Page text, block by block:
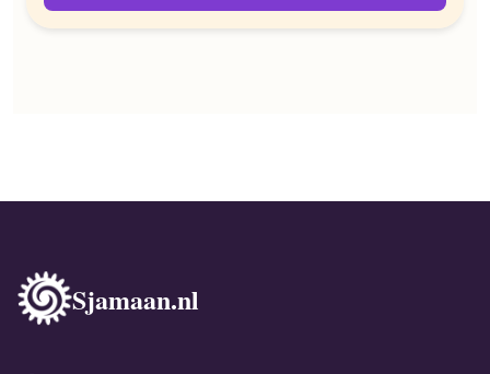
tot
Sjamaan.nl